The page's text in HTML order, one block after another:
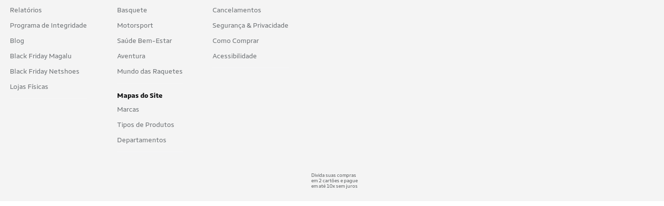
Relatórios
Programa de Integridade
Blog
Black Friday Magalu
Black Friday Netshoes
Lojas Físicas
Basquete
Motorsport
Saúde Bem-Estar
Aventura
Mundo das Raquetes
Mapas do Site
Marcas
Tipos de Produtos
Departamentos
Cancelamentos
Segurança & Privacidade
Como Comprar
Acessibilidade
Divida suas compras
em 2 cartões e pague
em até 10x sem juros